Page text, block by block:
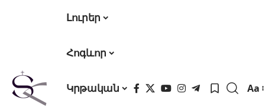
Լուրեր
Հոգևոր
Կրթական Aa